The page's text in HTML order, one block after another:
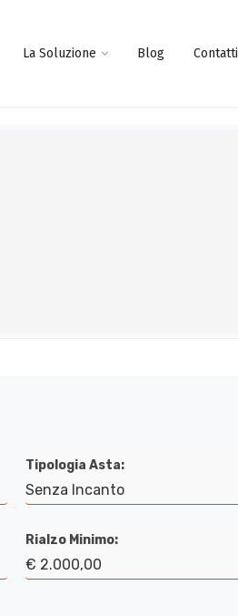
La Soluzione Blog Contatti
Tipologia Asta:
Senza Incanto
Rialzo Minimo:
€ 2.000,00